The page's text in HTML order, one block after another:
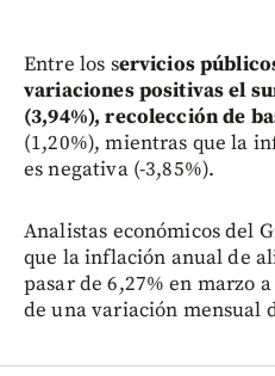
Entre los servicios
variaciones positivas el
(3,94%), recolección de
(1,20%), mientras que la
es negativa (-3,85%).
Analistas económicos del
que la inflación anual de
pasar de 6,27% en marzo
de una variación mensual